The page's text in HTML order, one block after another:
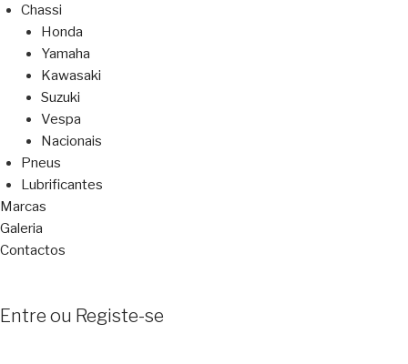
Chassi
Honda
Yamaha
Kawasaki
Suzuki
Vespa
Nacionais
Pneus
Lubrificantes
Marcas
Galeria
Contactos
Entre ou Registe-se